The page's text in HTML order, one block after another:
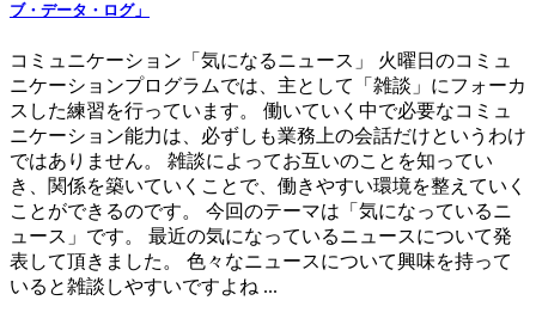
ブ・データ・ログ」
コミュニケーション「気になるニュース」 火曜日のコミュ
ニケーションプログラムでは、主として「雑談」にフォーカ
スした練習を行っています。 働いていく中で必要なコミュ
ニケーション能力は、必ずしも業務上の会話だけというわけ
ではありません。 雑談によってお互いのことを知ってい
き、関係を築いていくことで、働きやすい環境を整えていく
ことができるのです。 今回のテーマは「気になっているニ
ュース」です。 最近の気になっているニュースについて発
表して頂きました。 色々なニュースについて興味を持って
いると雑談しやすいですよね ...